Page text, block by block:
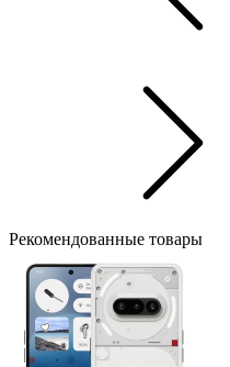
Рекомендованные товары